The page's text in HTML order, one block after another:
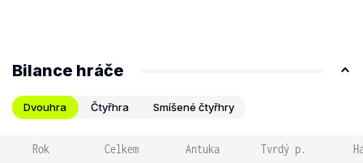
Bilance hráče
Dvouhra Čtyřhra Smíšené čtyřhry
Rok Celkem Antuka Tvrdý p.